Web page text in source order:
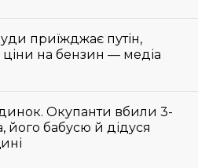
приїжджає путін,
на бензин — медіа
Окупанти вбили 3-
його бабусю й дідуся